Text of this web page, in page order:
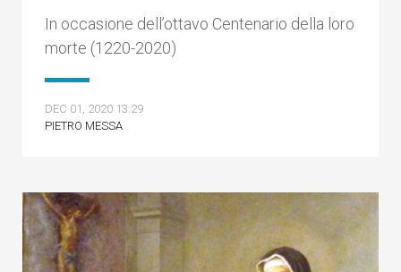
In occasione dell’ottavo Centenario della loro
morte (1220-2020)
DEC 01, 2020 13:29
PIETRO MESSA